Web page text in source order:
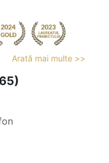
Arată mai multe >>